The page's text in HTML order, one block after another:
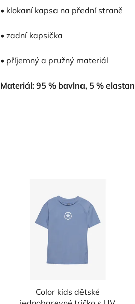
• klokaní kapsa na přední straně
• zadní kapsička
• příjemný a pružný materiál
Materiál: 95 % bavlna, 5 % elastan
Color kids dětské